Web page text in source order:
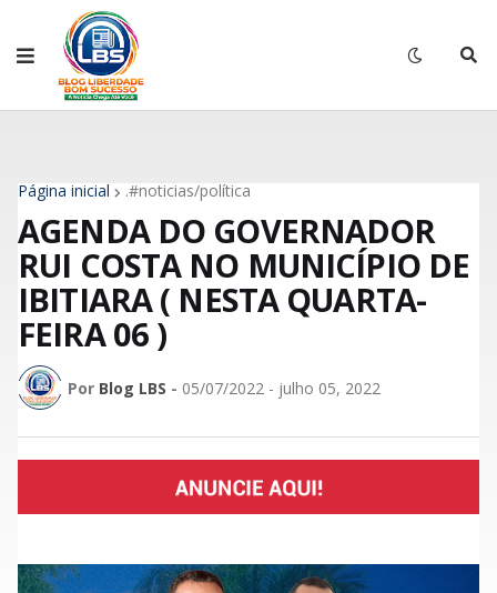
Página inicial .#noticias/política
AGENDA DO GOVERNADOR
RUI COSTA NO MUNICÍPIO DE
IBITIARA ( NESTA QUARTA-
FEIRA 06 )
Por Blog LBS - 05/07/2022 - julho 05, 2022